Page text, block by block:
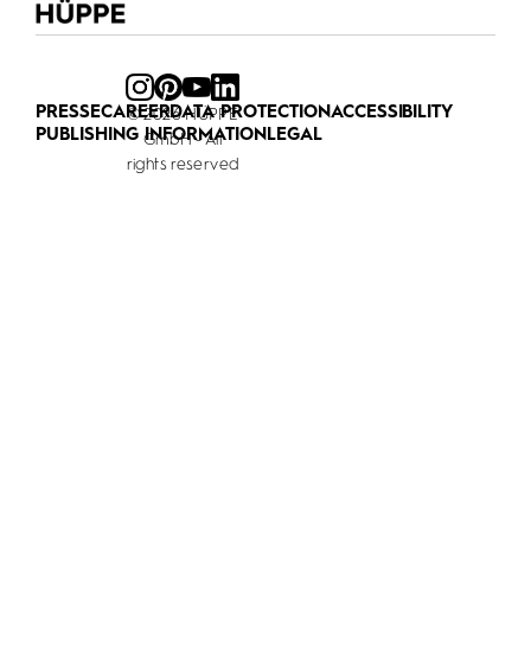
PRESSECAREERDATA PROTECTIONACCESSIBILITY
PUBLISHING INFORMATIONLEGAL
© 2026 HÜPPE
GmbH - All
rights reserved